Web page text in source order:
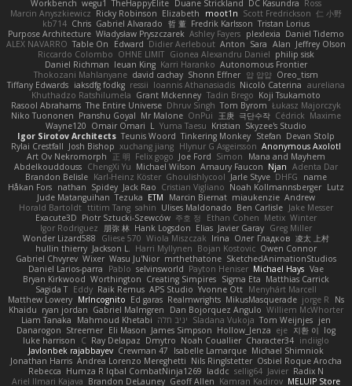
Workbench wegu1 TheHappyElite Duane Strickland DC Kasundra Ross
Marcin Anyszkiewicz Ricky Robinson Elizabeth moot1n Scott Fredrickson 仁 小野
kb714 Chris Gabriel Alvarado 哲 董 Fredrik Karlsson Tristan Lorius
Purpose Architecture Władysław Pryszczarek Ashley Fayers plexlexia Daniel Tidemo
ALEX NAVARRO Table On Edward Didier Aerlebout Anton Sara Alan Jeffrey Olson
Riccardo Colombo OHNE LIMIT Gionea Alexandru Daniel philip sisk
Daniel Richman Ieuan King Karri Haranko Autonomous Frontier
Thokozani Mahlanyane david cachay Shonn Effner 얍 얍얍 Oreo_tism
Tiffany Edwards iaksdfg fodkg ressii Ioannis Athanasiadis Nicolò Caterina aureliana
Khuthadzo Ratshilumela Grant Mckenney Tadin Brego Koji Tsukamoto
Rasool Abrahams The Entire Universe Dhruv Singh Tom Byrom Łukasz Majorczyk
Niko Tuononen Pranshu Goyal Mr Malone OnPui 王庚 극단수작 Cédrick Maxime
Wayne120 Omair Omari L Yuma Taesu Kristian Skyzee's Studio
Igor Sirotov Architects Teunis Woord Tinkering Monkey Stefan Devan Stolp
Rylai Crestfall Josh Bishop xuchang jiang Hlynur G Asgeirsson Anonymous Axolotl
Art Ov Nekromorph
正 明 Felix gogo Joe Ford Simon
Mana and Mayhem
Abdelkouddouss ChengXi Yu Michael Wilson Amaury Faucon Njan Adenta Dar
Brandon Belisle Karl-Heinz Köster Ghoulishlycool Jarle Styve DHFG
name
Håkan Fors nathan Spidey Jack Rao Cristian Vigliano Noah Kollmannsberger Lutz
Jude Matanguihan Tezuka ETM Marcin Biernat miaukenzie Andrew
Horald Bartoldt ttitim Tang sahin Ulises Maldonado Ben Carlisle Jake Messer
Exacute3D Piotr Sztucki-Szewców 주호 정 Ethan Cohen Metix Winter
Igor Rodriguez
朋弥 林 Hank Logsdon Elias Javier Garay Greg Miller
Wonder Lizard588
Gliese 570 Wiola Miszczak Irina Олег Гладков 凌太 上村
hullin thierry Jackson L. Harri Myllynen Bojan Kostovic Owen Connor
Gabriel Chvyrev Wixer Wasu Ju'Nior mrthethatone SketchedAnimationStudios
Daniel Larios-parra
Pablo selvinsworld Payton Heniser Michael Hays Vae
Bryan Kirkwood Worthington Creating Simpires Sigma Eta Matthias Carrick
Sagida T Eddy Raik Remus APS Studio Yvonne Ott Menyhárt Marcell
Matthew Lowery MrIncognito Ed garas Realmwrights MikusMasquerade jorge R
Ns
Khaidu ryan jordan Gabriel Malmgren Dan Bojorquez Angulo Williem McWhorter
Liam Tanaka
Mahmoud Khetabi יניב חלה Sladana Vukoja Tom Weijnjes jen
Danarogon Streemer Eli Mason James Simpson Hollow_Jenza eje 지환 이 log
luke harrison
C Ray Delapaz Dmytro Noah Couallier Character34 indiiglo
Javlonbek rajabbayev Crewman 47 Isabelle Lamarque Michael Shimniok
Jonathan Harris Andrea Lorenzo Mereghetti Nils Ringlstetter Osbiel Roque Arocha
Rebecca Humza R Iqbal CombatNinja1269 laddc sellig64 Javier Radix N
Ariel Ilmari Kajava Brandon DeLauney Geoff Allen Kamran Kadirov MELUIP Store